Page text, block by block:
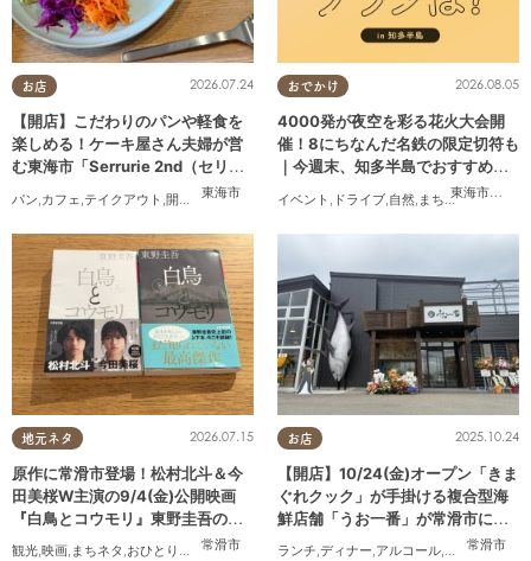
お店
東海市
2026.07.24
【開店】こだわりのパンや軽食を
楽しめる！ケーキ屋さん夫婦が営
む東海市「Serrurie 2nd（セリュ
リエ セカンド）」6/29(月)テスト
オープン
パン カフェ テイクアウト 開店 専門店, まちネタ,親子 ,夫婦,家族,カップル,おひとりさま
おでかけ
東海市
,大府
2026.08.05
4000発が夜空を彩る花火大会開
催！8にちなんだ名鉄の限定切符も
｜今週末、知多半島でおすすめの
プラン【8/8(土)・9(日)】
イベント ドライブ 自然 まちネタ ,季節ネタ
地元ネタ
常滑市
2026.07.15
原作に常滑市登場！松村北斗＆今
田美桜W主演の9/4(金)公開映画
『白鳥とコウモリ』東野圭吾の原
作小説を読んでみた
観光,映画, まちネタ ,おひとりさま
お店
常滑市
2025.10.24
【開店】10/24(金)オープン「きま
ぐれクック」が手掛ける複合型海
鮮店舗「うお一番」が常滑市に誕
ランチ,ディナー,アルコール,開店,まちネタ